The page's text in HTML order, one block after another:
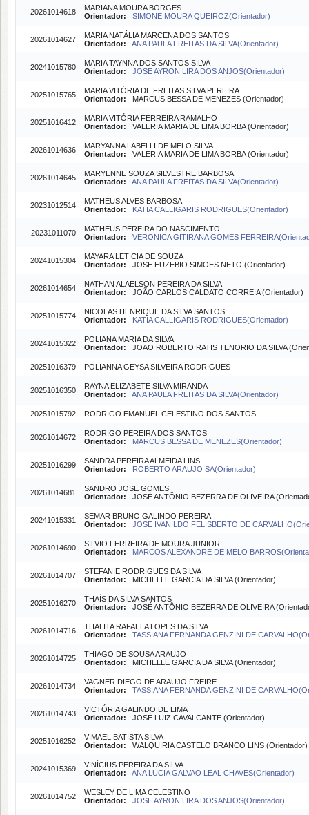
20261014618
MARIANA MOURA BORGES
Orientador:
SIMONE MOURA QUEIROZ(Orientador)
20261014627
MARIA NATÁLIA MARCENA DOS SANTOS
Orientador:
ANA PAULA FREITAS DA SILVA(Orientador)
20241015780
MARIA TAYNNA DOS SANTOS SILVA
Orientador:
JOSE AYRON LIRA DOS ANJOS(Orientador)
20251015765
MARIA VITÓRIA DE FREITAS SILVA PEREIRA
Orientador: MARCUS BESSA DE MENEZES (Orientador)
20251016412
MARIA VITÓRIA FERREIRA RAMALHO
Orientador: VALERIA MARIA DE LIMA BORBA (Orientador)
20261014636
MARYANNA LABELLI DE MELO SILVA
Orientador: VALERIA MARIA DE LIMA BORBA (Orientador)
20261014645
MARYENNE SOUZA SILVESTRE BARBOSA
Orientador:
ANA PAULA FREITAS DA SILVA(Orientador)
20231012514
MATHEUS ALVES BARBOSA
Orientador:
KATIA CALLIGARIS RODRIGUES(Orientador)
20231011070
MATHEUS PEREIRA DO NASCIMENTO
Orientador:
VERONICA GITIRANA GOMES
20241015304
MAYARA LETICIA DE SOUZA
Orientador: JOSE EUZEBIO SIMOES NETO (Orientador)
20261014654
NATHAN ALAELSON PEREIRA DA SILVA
Orientador: JOÃO CARLOS CALDATO CORREIA (Orientador)
20251015774
NICOLAS HENRIQUE DA SILVA SANTOS
Orientador:
KATIA CALLIGARIS RODRIGUES(Orientador)
20241015322
POLIANA MARIA DA SILVA
Orientador: JOAO ROBERTO RATIS TENORIO DA SILVA
20251016379 POLIANNA GEYSA SILVEIRA RODRIGUES
20251016350
RAYNA ELIZABETE SILVA MIRANDA
Orientador:
ANA PAULA FREITAS DA SILVA(Orientador)
20251015792 RODRIGO EMANUEL CELESTINO DOS SANTOS
20261014672
RODRIGO PEREIRA DOS SANTOS
Orientador:
MARCUS BESSA DE MENEZES(Orientador)
20251016299
SANDRA PEREIRA ALMEIDA LINS
Orientador:
ROBERTO ARAUJO SA(Orientador)
20261014681
SANDRO JOSE GOMES
Orientador: JOSÉ ANTÔNIO BEZERRA DE OLIVEIRA
20241015331
SEMAR BRUNO GALINDO PEREIRA
Orientador:
JOSE IVANILDO FELISBERTO DE
20261014690
SILVIO FERREIRA DE MOURA JUNIOR
Orientador:
MARCOS ALEXANDRE DE MELO
20261014707
STEFANIE RODRIGUES DA SILVA
Orientador: MICHELLE GARCIA DA SILVA (Orientador)
20251016270
THAÍS DA SILVA SANTOS
Orientador: JOSÉ ANTÔNIO BEZERRA DE OLIVEIRA
20261014716
THALITA RAFAELA LOPES DA SILVA
Orientador:
TASSIANA FERNANDA GENZINI DE
20261014725
THIAGO DE SOUSA ARAUJO
Orientador: MICHELLE GARCIA DA SILVA (Orientador)
20261014734
VAGNER DIEGO DE ARAUJO FREIRE
Orientador:
TASSIANA FERNANDA GENZINI DE
20261014743
VICTÓRIA GALINDO DE LIMA
Orientador: JOSÉ LUIZ CAVALCANTE (Orientador)
20251016252
VIMAEL BATISTA SILVA
Orientador: WALQUIRIA CASTELO BRANCO LINS (Orientador)
20241015369
VINÍCIUS PEREIRA DA SILVA
Orientador:
ANA LUCIA GALVAO LEAL CHAVES(Orientador)
20261014752
WESLEY DE LIMA CELESTINO
Orientador:
JOSE AYRON LIRA DOS ANJOS(Orientador)